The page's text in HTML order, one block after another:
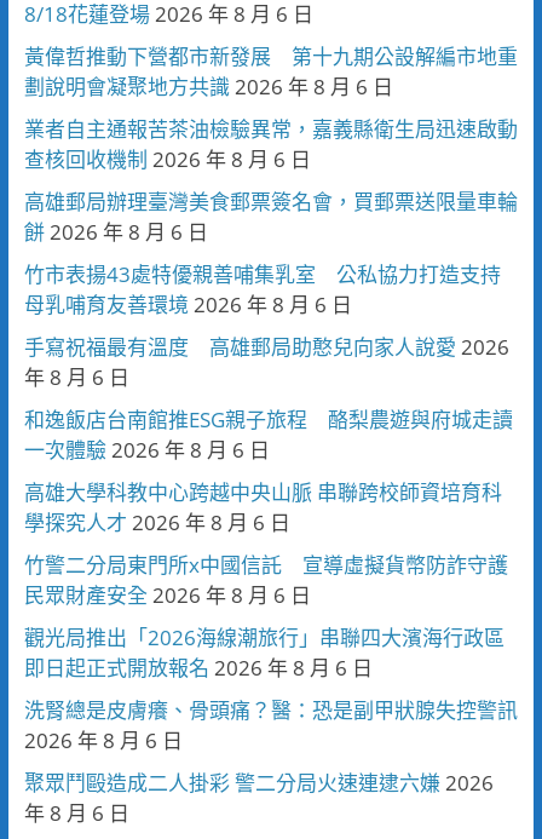
8/18花蓮登場2026 年 8 月 6 日
黃偉哲推動下營都市新發展 第十九期公設解編市地重
劃說明會凝聚地方共識2026 年 8 月 6 日
業者自主通報苦茶油檢驗異常，嘉義縣衛生局迅速啟動
查核回收機制 2026 年 8 月 6 日
高雄郵局辦理臺灣美食郵票簽名會，買郵票送限量車輪
餅2026 年 8 月 6 日
竹市表揚43處特優親善哺集乳室 公私協力打造支持
母乳哺育友善環境2026 年 8 月 6 日
手寫祝福最有溫度 高雄郵局助憨兒向家人說愛 2026
年 8 月 6 日
和逸飯店台南館推ESG親子旅程 酪梨農遊與府城走讀
一次體驗2026 年 8 月 6 日
高雄大學科教中心跨越中央山脈 串聯跨校師資培育科
學探究人才 2026 年 8 月 6 日
竹警二分局東門所x中國信託 宣導虛擬貨幣防詐守護
民眾財產安全 2026 年 8 月 6 日
觀光局推出「2026海線潮旅行」串聯四大濱海行政區
即日起正式開放報名 2026 年 8 月 6 日
洗腎總是皮膚癢、骨頭痛？醫：恐是副甲狀腺失控警訊
2026 年 8 月 6 日
聚眾鬥毆造成二人掛彩 警二分局火速連逮六嫌2026
年 8 月 6 日